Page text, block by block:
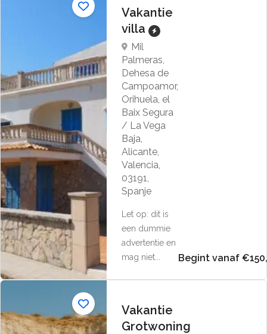
Vakantie
villa
Mil
Palmeras,
Dehesa de
Campoamor,
Orihuela, el
Baix Segura
/ La Vega
Baja,
Alicante,
Valencia,
03191,
Spanje
Let op: dit is
een dummie
advertentie en
mag niet...
Begint vanaf
Vakantie
Grotwoning